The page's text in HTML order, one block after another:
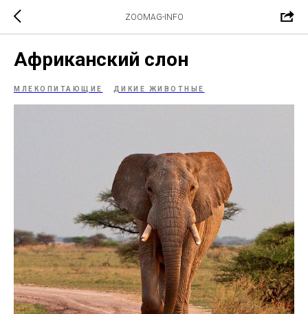
ZOOMAG-INFO
Африканский слон
МЛЕКОПИТАЮЩИЕ ДИКИЕ ЖИВОТНЫЕ